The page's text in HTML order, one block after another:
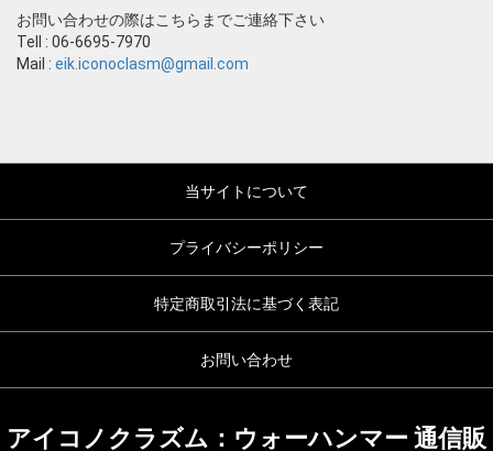
お問い合わせの際はこちらまでご連絡下さい
Tell : 06-6695-7970
Mail : eik.iconoclasm@gmail.com
当サイトについて
プライバシーポリシー
特定商取引法に基づく表記
お問い合わせ
アイコノクラズム：ウォーハンマー 通信販